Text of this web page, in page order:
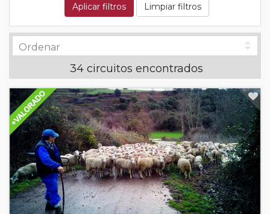
Aplicar filtros Limpiar filtros
34 circuitos encontrados